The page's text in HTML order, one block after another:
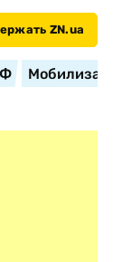
ZN.ua